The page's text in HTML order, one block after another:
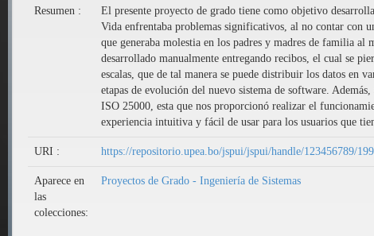
Resumen :
El presente proyecto de grado tiene como objetivo
Vida enfrentaba problemas significativos, al no contar con
que generaba molestia en los padres y madres de familia al
desarrollado manualmente entregando recibos, el cual se
escalas, que de tal manera se puede distribuir los datos en
etapas de evolución del nuevo sistema de software.
ISO 25000, esta que nos proporcionó realizar el
experiencia intuitiva y fácil de usar para los usuarios que
URI : https://repositorio.upea.bo/jspui/jspui/handle/123456789/
Aparece en
las
colecciones:
Proyectos de Grado - Ingeniería de Sistemas